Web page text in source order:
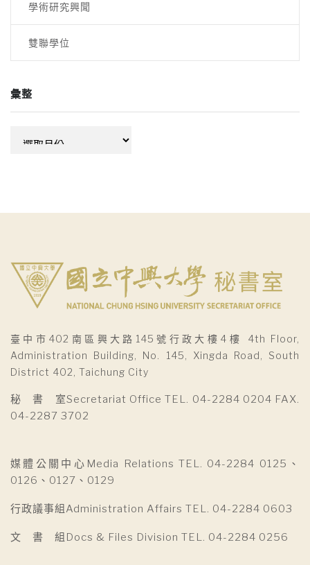
學術研究興聞
雙聯學位
彙整
臺中市402南區興大路145號行政大樓4樓 4th Floor,
Administration Building, No. 145, Xingda Road, South
District 402, Taichung City
秘 書 室Secretariat Office TEL. 04-2284 0204 FAX.
04-2287 3702
媒體公關中心Media Relations TEL. 04-2284 0125、
0126、0127、0129
行政議事組Administration Affairs TEL. 04-2284 0603
文 書 組Docs & Files Division TEL. 04-2284 0256